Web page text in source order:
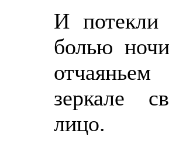
И потекли
болью
зеркале
лицо.